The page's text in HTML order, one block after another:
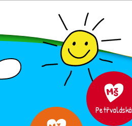
Petřvaldská